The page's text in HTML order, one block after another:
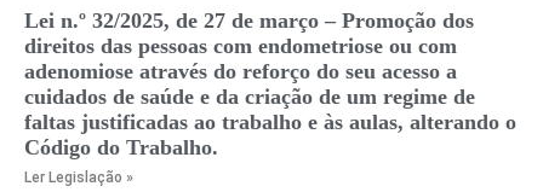
Lei n.º 32/2025, de 27 de março – Promoção dos
direitos das pessoas com endometriose ou com
adenomiose através do reforço do seu acesso a
cuidados de saúde e da criação de um regime de
faltas justificadas ao trabalho e às aulas, alterando o
Código do Trabalho.
Ler Legislação »